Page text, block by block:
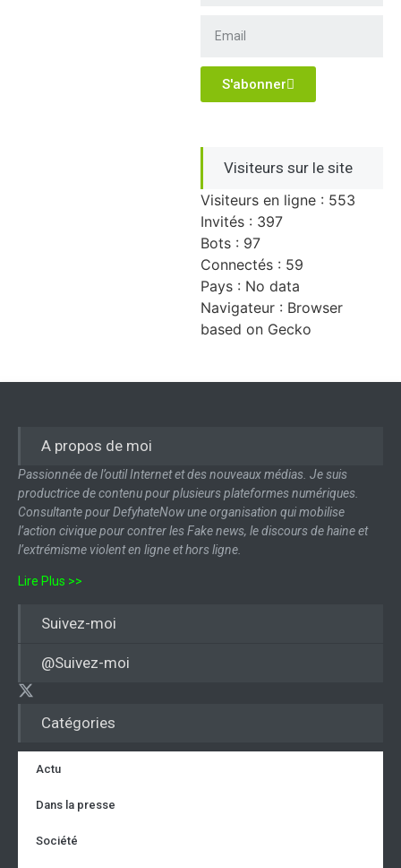
S'abonner
Visiteurs sur le site
Visiteurs en ligne : 553
Invités : 397
Bots : 97
Connectés : 59
Pays : No data
Navigateur : Browser
based on Gecko
Catégories
Actu
Dans la presse
Société
A propos de moi
Passionnée de l’outil Internet et des nouveaux médias. Je suis
productrice de contenu pour plusieurs plateformes numériques.
Consultante pour DefyhateNow une organisation qui mobilise
l’action civique pour contrer les Fake news, le discours de haine et
l’extrémisme violent en ligne et hors ligne.
Lire Plus >>
Suivez-moi
@Suivez-moi